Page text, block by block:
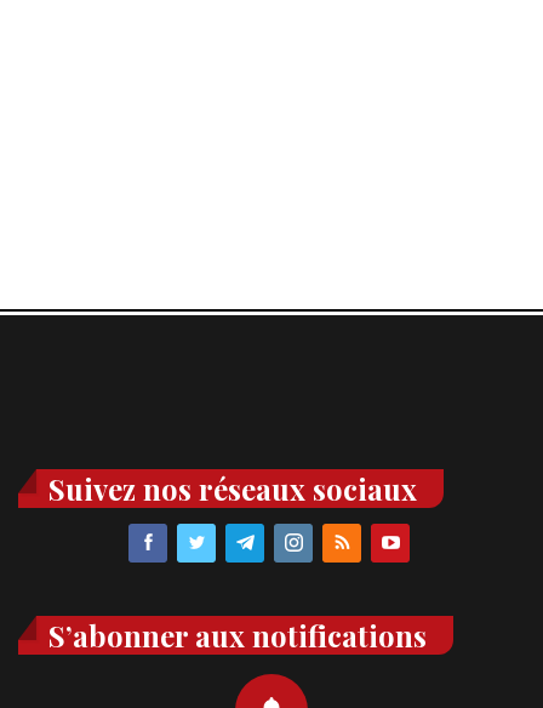
Suivez nos réseaux sociaux
S’abonner aux notifications